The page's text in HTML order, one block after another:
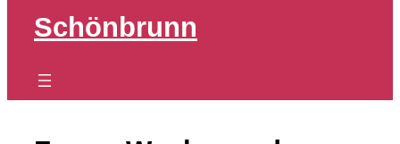
Schönbrunn